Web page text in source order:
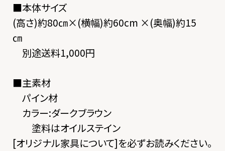
■本体サイズ
(高さ)約80㎝×(横幅)約60cm ×(奥幅)約15
㎝
別途送料1,000円
■主素材
パイン材
カラー:ダークブラウン
塗料はオイルステイン
[オリジナル家具について]を必ずお読みください。